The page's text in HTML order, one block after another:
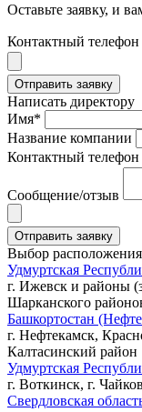
Оставьте заявку, и
Контактный
Написать директору
Имя*
Название компании
Контактный
Сообщение/отзыв
Выбор расположения
Удмуртская
г. Ижевск и районы
Шарканского
Башкортостан
г. Нефтекамск,
Калтасинский район
Удмуртская
г. Воткинск, г.
Свердловская